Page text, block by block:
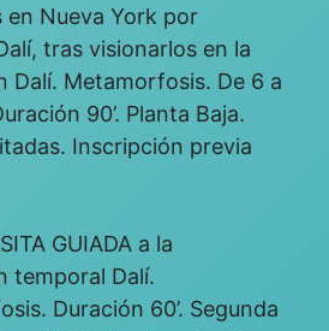
en Nueva York por
tras visionarlos en la
Dalí. Metamorfosis. De 6 a
90’. Planta Baja.
Inscripción previa
GUIADA a la
temporal Dalí.
Duración 60’. Segunda